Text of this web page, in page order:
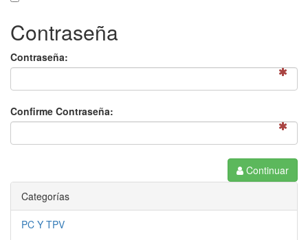
Contraseña
Contraseña:
Confirme Contraseña:
Continuar
Categorías
PC Y TPV